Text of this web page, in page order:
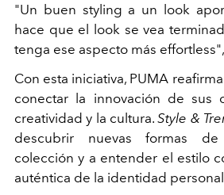
"Un buen styling a un look
hace que el look se vea
tenga ese aspecto más effortless",
Con esta iniciativa, PUMA
conectar la innovación de sus
creatividad y la cultura.Style &
descubrir nuevas formas
colección y a entender el estilo
auténtica de la identidad